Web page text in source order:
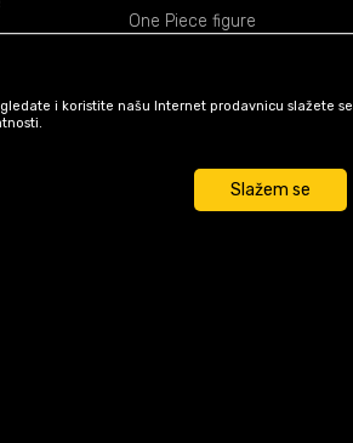
One Piece figure
Star Wars figure
i koristite našu Internet prodavnicu slažete se
Slažem se